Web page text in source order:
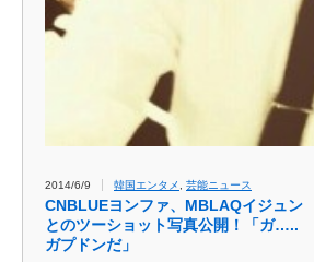
2014/6/9 韓国エンタメ 芸能ニュース
CNBLUEヨンファ、MBLAQイジュン
とのツーショット写真公開！「ガ…..
ガプドンだ」